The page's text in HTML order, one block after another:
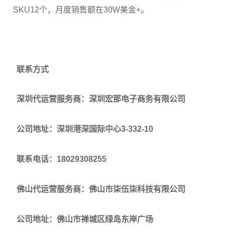
SKU12个，月度销售额在30W美金+。
联系方式
深圳代运营服务商：深圳宏那电子商务有限公司
公司地址：深圳港深国际中心3-332-10
联系电话：18029308255
佛山代运营服务商：佛山市柒伍柒科技有限公司
公司地址：佛山市禅城区绿岛东岸广场